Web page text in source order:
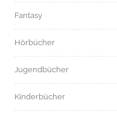
Fantasy
Hörbücher
Jugendbücher
Kinderbücher